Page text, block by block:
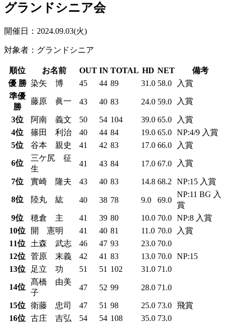
グランドシニア会
開催日：2024.09.03(火)
対象者：グランドシニア
順位 お名前 OUT IN TOTAL HD NET
備考
優 勝 染矢 博 45 44 89 31.0 58.0
入賞
準優
勝
藤原 眞一 43 40 83 24.0 59.0 入賞
3位 阿南 義文 50 54 104 39.0 65.0
入賞
4位
篠田 利治 40 44 84 19.0 65.0 NP:4/9 入賞
5位
谷本 親史 41 42 83 17.0 66.0 入賞
6位
三ケ尻 征
生
41 43 84 17.0 67.0 入賞
7位 實崎 隆夫 43 40 83 14.8 68.2 NP:15 入賞
8位 陸丸 紘 40 38 78 9.0 69.0
NP:11 BG 入
賞
9位
穂倉 主 41 39 80 10.0 70.0 NP:8 入賞
10位
開 憲明 41 40 81 11.0 70.0
入賞
11位
土森 武志 46 47 93 23.0 70.0
12位
菅原 末義 42 41 83 13.0 70.0 NP:15
13位
足立 功 51 51 102 31.0 71.0
14位
髙橋 由美
子
47 52 99 28.0 71.0
15位 衛藤 忠司 47 51 98 25.0 73.0 飛賞
16位
古庄 吉弘 54 54 108 35.0 73.0